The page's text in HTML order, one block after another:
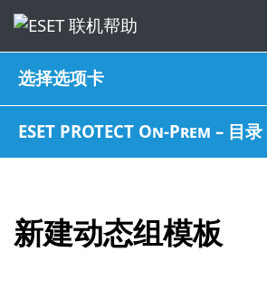
选择选项卡
ESET PROTECT On-Prem – 目录
新建动态组模板